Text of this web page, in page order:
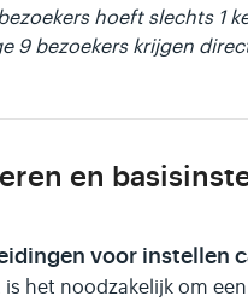
hoeft slechts 1
9 bezoekers krijgen
en
voor instellen
is het noodzakelijk om